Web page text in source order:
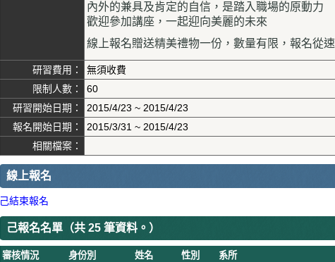
內外的兼具及肯定的自信，是踏入職場的原動力
歡迎參加講座，一起迎向美麗的未來
線上報名贈送精美禮物一份，數量有限，報名從速
研習費用：
無須收費
限制人數：
60
研習開始日期：
2015/4/23 ~ 2015/4/23
報名開始日期：
2015/3/31 ~ 2015/4/23
相關檔案：
線上報名
己結束報名
己報名名單（共 25 筆資料。 ）
審核情況 身份別 姓名 性別 系所